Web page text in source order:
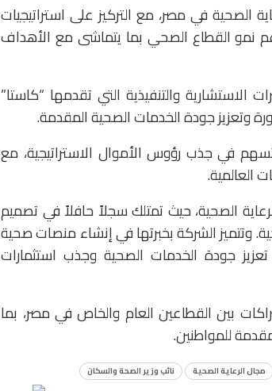
في مصر، مع التركيز على استراتيجيات
نمو القطاع الصحي بما يتماشى مع الأهداف
الاستشارية والتنفيذية التي تقدمها “كاستا”
وتعزيز جودة الخدمات الصحية المقدمة.
في جذب رؤوس الأموال الاستراتيجية، مع
العالمية.
الصحية، حيث تمتلك سجلاً حافلاً في تصميم
وتتميز الشركة بخبرتها في إنشاء منصات صحية
جودة الخدمات الصحية وجذب استثمارات
بين القطاعين العام والخاص في مصر، بما
للمواطنين.
مجال الرعاية الصحية نائب وزير الصحة والسكان